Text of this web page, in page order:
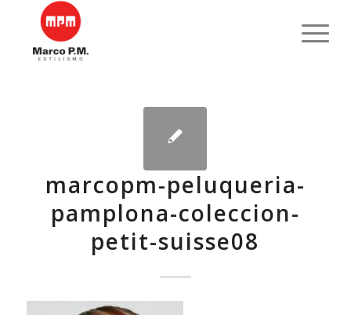
marcopm-peluqueria-
pamplona-coleccion-
petit-suisse08